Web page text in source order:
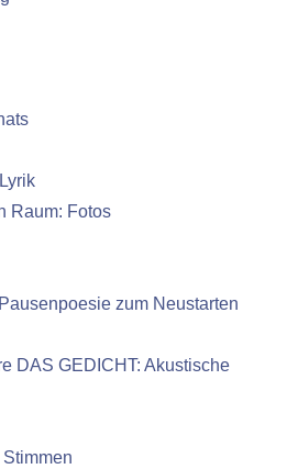
Raum: Fotos
zum Neustarten
DAS GEDICHT: Akustische